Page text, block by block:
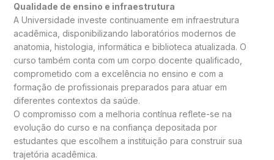
Qualidade de ensino e infraestrutura
A Universidade investe continuamente em infraestrutura
acadêmica, disponibilizando laboratórios modernos de
anatomia, histologia, informática e biblioteca atualizada. O
curso também conta com um corpo docente qualificado,
comprometido com a excelência no ensino e com a
formação de profissionais preparados para atuar em
diferentes contextos da saúde.
O compromisso com a melhoria contínua reflete-se na
evolução do curso e na confiança depositada por
estudantes que escolhem a instituição para construir sua
trajetória acadêmica.